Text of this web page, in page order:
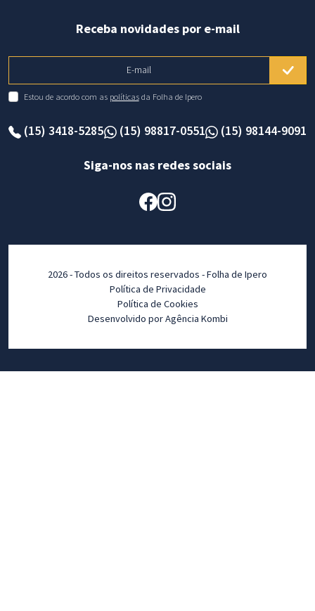
(15) 3418-5285 (15) 98817-0551 (15) 98144-9091
Receba novidades por e-mail
E-mail
Estou de acordo com as políticasda Folha de Ipero
Siga-nos nas redes sociais
2026 - Todos os direitos reservados - Folha de Ipero
Política de Privacidade
Política de Cookies
Desenvolvido por Agência Kombi